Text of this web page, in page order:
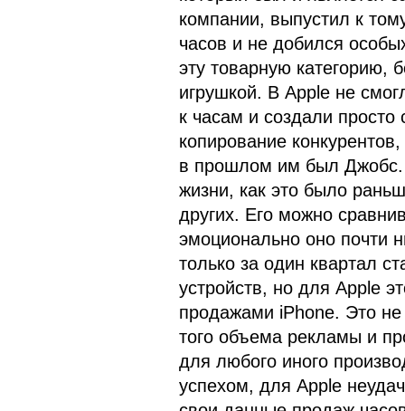
компании, выпустил к
часов и не добился
эту товарную категорию,
игрушкой. В Apple не
к часам и создали просто
копирование
в прошлом им был Джобс.
жизни, как это было
других. Его можно
эмоционально оно почти
только за один квартал
устройств, но для Apple
продажами iPhone. Это не
того объема рекламы и
для любого иного
успехом, для Apple